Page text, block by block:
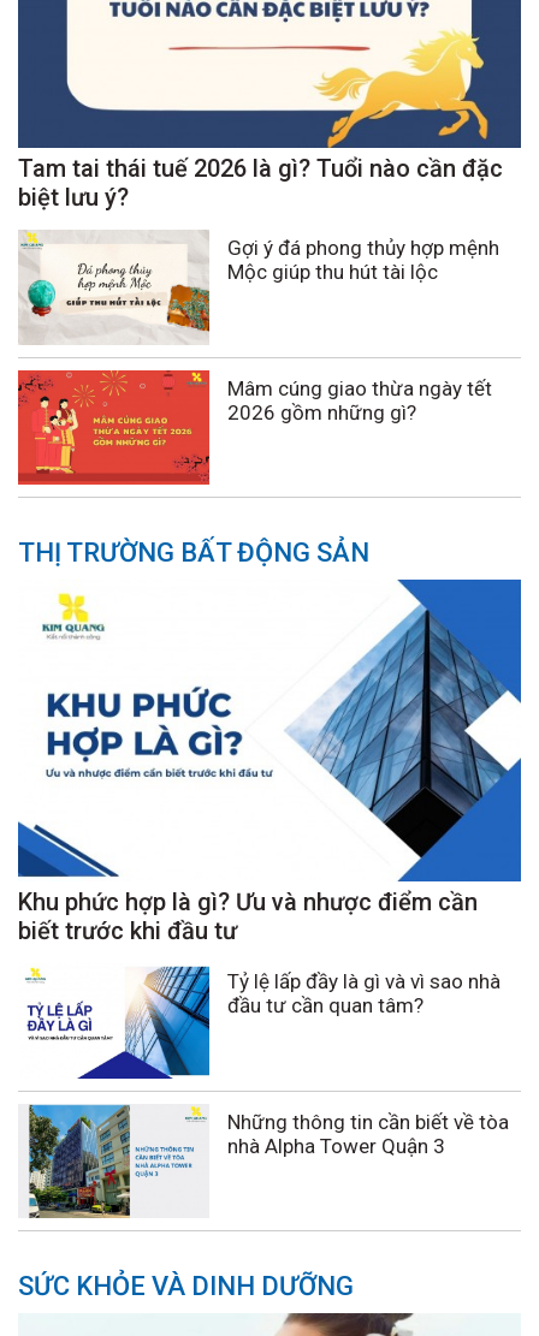
Tam tai thái tuế 2026 là gì? Tuổi nào cần đặc
biệt lưu ý?
Gợi ý đá phong thủy hợp mệnh
Mộc giúp thu hút tài lộc
Mâm cúng giao thừa ngày tết
2026 gồm những gì?
THỊ TRƯỜNG BẤT ĐỘNG SẢN
Khu phức hợp là gì? Ưu và nhược điểm cần
biết trước khi đầu tư
Tỷ lệ lấp đầy là gì và vì sao nhà
đầu tư cần quan tâm?
Những thông tin cần biết về tòa
nhà Alpha Tower Quận 3
SỨC KHỎE VÀ DINH DƯỠNG